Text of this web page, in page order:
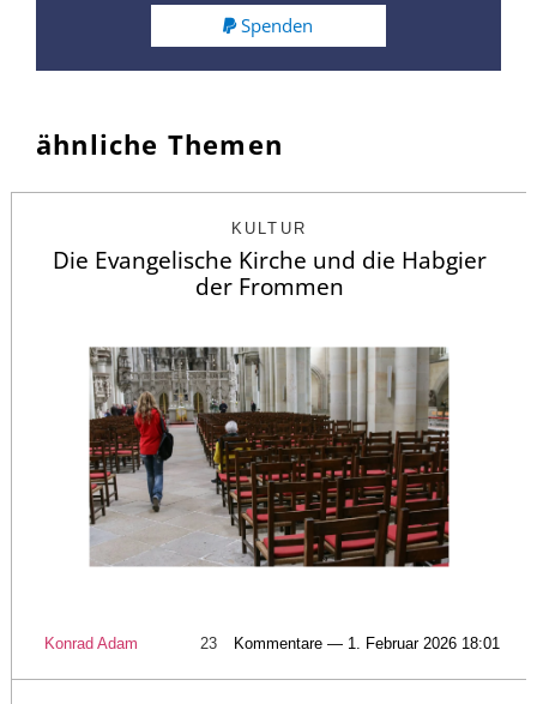
Spenden
ähnliche Themen
KULTUR
Die Evangelische Kirche und die Habgier
der Frommen
Konrad Adam 23 Kommentare — 1. Februar 2026 18:01